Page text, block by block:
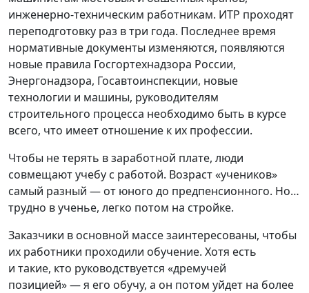
инженерно-техническим работникам. ИТР проходят
переподготовку раз в три года. Последнее время
нормативные документы изменяются, появляются
новые правила Госгортехнадзора России,
Энергонадзора, Госавтоинспекции, новые
технологии и машины, руководителям
строительного процесса необходимо быть в курсе
всего, что имеет отношение к их профессии.
Чтобы не терять в заработной плате, люди
совмещают учебу с работой. Возраст«учеников»
самый разный — от юного до предпенсионного. Но…
трудно в ученье, легко потом на стройке.
Заказчики в основной массе заинтересованы, чтобы
их работники проходили обучение. Хотя есть
и такие, кто руководствуется «дремучей
позицией» — я его обучу, а он потом уйдет на более